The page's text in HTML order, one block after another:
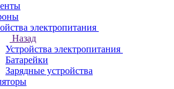
электропитания
Назад
Устройства электропитания
Батарейки
Зарядные устройства